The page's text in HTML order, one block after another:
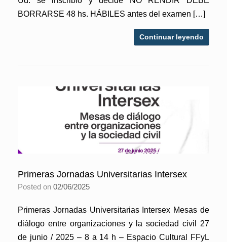
BORRARSE 48 hs. HÁBILES antes del examen […]
Continuar leyendo
Primeras Jornadas Universitarias Intersex
Posted on 02/06/2025
Primeras Jornadas Universitarias Intersex Mesas de
diálogo entre organizaciones y la sociedad civil 27
de junio / 2025 – 8 a 14 h – Espacio Cultural FFyL